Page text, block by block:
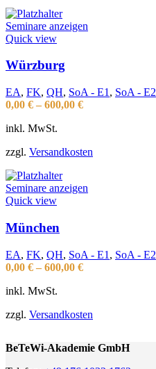
Seminare anzeigen
Quick view
Würzburg
EA, FK, QH, SoA - E1 , SoA - E2
0,00 € – 600,00 €
inkl. MwSt.
zzgl. Versandkosten
Seminare anzeigen
Quick view
München
EA, FK, QH, SoA - E1 , SoA - E2
0,00 € – 600,00 €
inkl. MwSt.
zzgl. Versandkosten
BeTeWi-Akademie GmbH